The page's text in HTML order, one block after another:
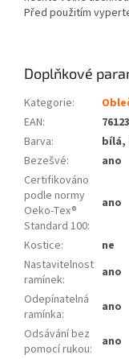
Před použitím
Doplňkové
Kategorie:
EAN:
Barva:
bílá,
Bezešvé:
ano
Certifikováno
podle normy
Oeko-Tex®
Standard 100:
ano
Kostice:
ne
Nastavitelnost
ramínek:
ano
Odepínatelná
ramínka:
ano
Odsávání bez
pomocí rukou:
ano